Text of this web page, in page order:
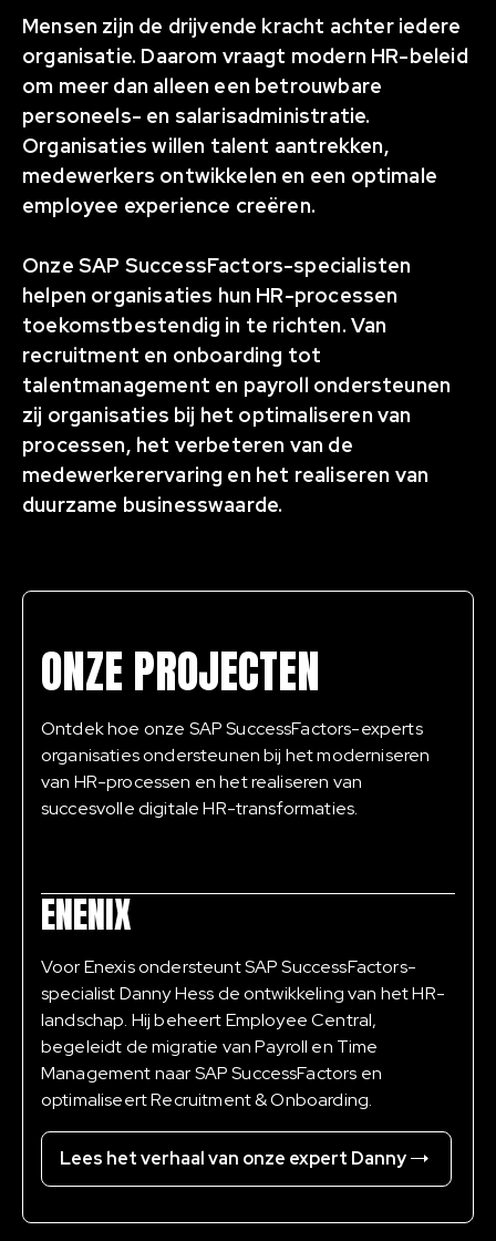
Mensen zijn de drijvende kracht achter iedere
organisatie. Daarom vraagt modern HR-beleid
om meer dan alleen een betrouwbare
personeels- en salarisadministratie.
Organisaties willen talent aantrekken,
medewerkers ontwikkelen en een optimale
employee experience creëren.
Onze SAP SuccessFactors-specialisten
helpen organisaties hun HR-processen
toekomstbestendig in te richten. Van
recruitment en onboarding tot
talentmanagement en payroll ondersteunen
zij organisaties bij het optimaliseren van
processen, het verbeteren van de
medewerkerervaring en het realiseren van
duurzame businesswaarde.
ONZE PROJECTEN
Ontdek hoe onze SAP SuccessFactors-experts
organisaties ondersteunen bij het moderniseren
van HR-processen en het realiseren van
succesvolle digitale HR-transformaties.
ENENIX
Voor Enexis ondersteunt SAP SuccessFactors-
specialist Danny Hess de ontwikkeling van het HR-
landschap. Hij beheert Employee Central,
begeleidt de migratie van Payroll en Time
Management naar SAP SuccessFactors en
optimaliseert Recruitment & Onboarding.
Lees het verhaal van onze expert Danny